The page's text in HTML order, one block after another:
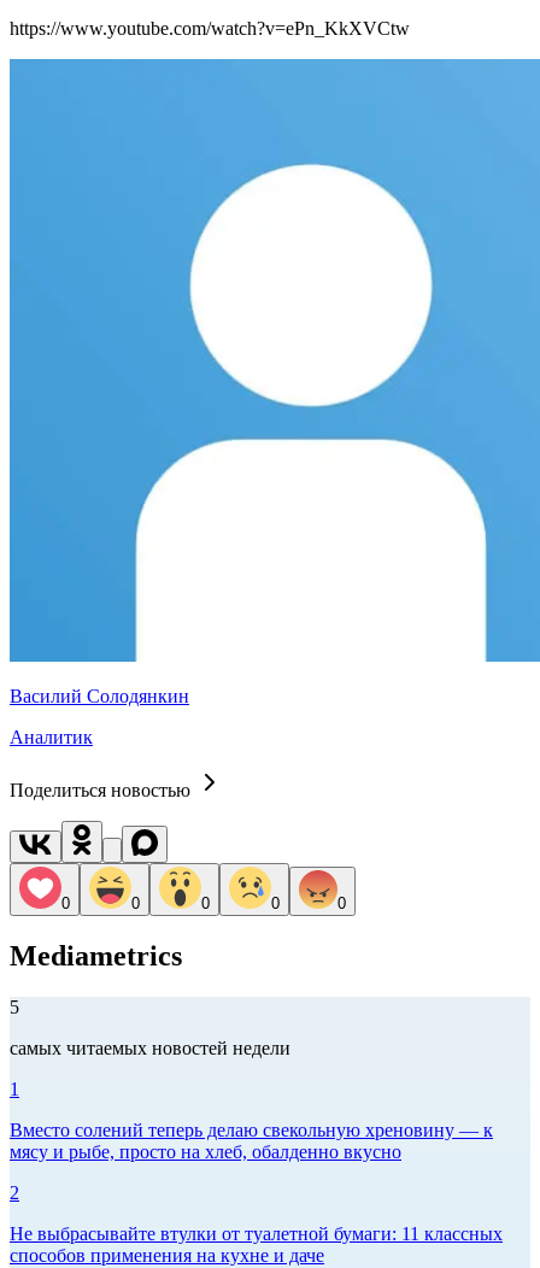
https://www.youtube.com/watch?v=ePn_KkXVCtw
Василий Солодянкин
Аналитик
Поделиться новостью
0 0 0 0 0
Mediametrics
5
самых читаемых новостей недели
1
Вместо солений теперь делаю свекольную хреновину — к
мясу и рыбе, просто на хлеб, обалденно вкусно
2
Не выбрасывайте втулки от туалетной бумаги: 11 классных
способов применения на кухне и даче